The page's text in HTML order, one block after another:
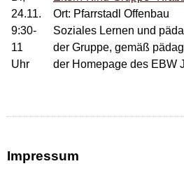
24.11.
9:30-
11
Uhr
Ort: Pfarrstadl Offenbau
Soziales Lernen und
der Gruppe, gemäß
der Homepage des EBW
Impressum